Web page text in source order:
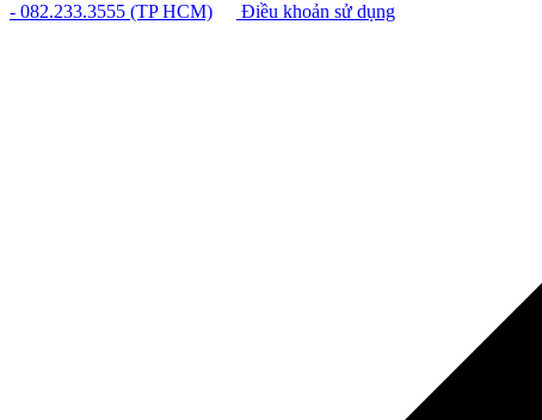
- 082.233.3555 (TP HCM)
Điều khoản sử dụng